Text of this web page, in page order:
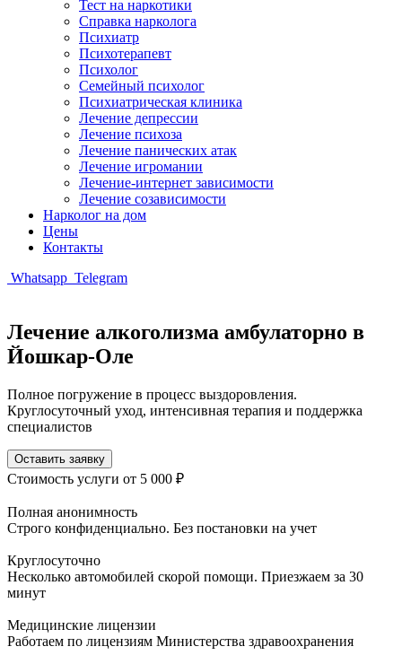
Тест на наркотики
Справка нарколога
Психиатр
Психотерапевт
Психолог
Семейный психолог
Психиатрическая клиника
Лечение депрессии
Лечение психоза
Лечение панических атак
Лечение игромании
Лечение-интернет зависимости
Лечение созависимости
Нарколог на дом
Цены
Контакты
Whatsapp Telegram
Лечение алкоголизма амбулаторно в
Йошкар-Оле
Полное погружение в процесс выздоровления.
Круглосуточный уход, интенсивная терапия и поддержка
специалистов
Оставить заявку
Стоимость услуги от 5 000 ₽
Полная анонимность
Строго конфиденциально. Без постановки на учет
Круглосуточно
Несколько автомобилей скорой помощи. Приезжаем за 30
минут
Медицинские лицензии
Работаем по лицензиям Министерства здравоохранения